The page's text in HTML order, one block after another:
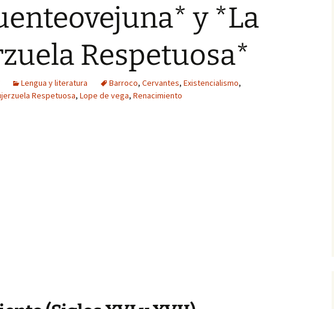
y *La
Respetuosa*
Lengua y literatura Barroco, Cervantes, Existencialismo,
Respetuosa, Lope de vega, Renacimiento